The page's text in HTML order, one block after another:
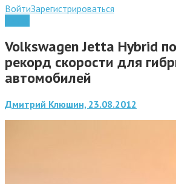
ВойтиЗарегистрироваться
Volkswagen Jetta Hybrid
рекорд скорости для
автомобилей
Дмитрий Клюшин, 23.08.2012